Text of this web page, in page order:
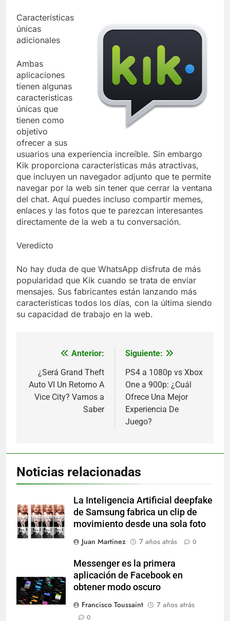
Características
únicas
adicionales
Ambas
aplicaciones
tienen algunas
características
únicas que
tienen como
objetivo
ofrecer a sus
usuarios una experiencia increíble. Sin embargo
Kik proporciona características más atractivas,
que incluyen un navegador adjunto que te permite
navegar por la web sin tener que cerrar la ventana
del chat. Aquí puedes incluso compartir memes,
enlaces y las fotos que te parezcan interesantes
directamente de la web a tu conversación.
Veredicto
No hay duda de que WhatsApp disfruta de más
popularidad que Kik cuando se trata de enviar
mensajes. Sus fabricantes están lanzando más
características todos los días, con la última siendo
su capacidad de trabajo en la web.
Navegación
de
entradas
Anterior:
¿Será Grand Theft
Auto VI Un Retorno A
Vice City? Vamos a
Saber
Siguiente:
PS4 a 1080p vs Xbox
One a 900p: ¿Cuál
Ofrece Una Mejor
Experiencia De
Juego?
Noticias relacionadas
La Inteligencia Artificial deepfake
de Samsung fabrica un clip de
movimiento desde una sola foto
Juan Martinez
7 años atrás 0
Messenger es la primera
aplicación de Facebook en
obtener modo oscuro
Francisco Toussaint
7 años atrás
0